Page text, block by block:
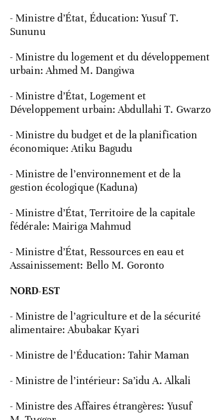
- Ministre d’État, Éducation: Yusuf T.
Sununu
- Ministre du logement et du développement
urbain: Ahmed M. Dangiwa
- Ministre d’État, Logement et
Développement urbain: Abdullahi T. Gwarzo
- Ministre du budget et de la planification
économique: Atiku Bagudu
- Ministre de l’environnement et de la
gestion écologique (Kaduna)
- Ministre d’État, Territoire de la capitale
fédérale: Mairiga Mahmud
- Ministre d’État, Ressources en eau et
Assainissement: Bello M. Goronto
NORD-EST
- Ministre de l’agriculture et de la sécurité
alimentaire: Abubakar Kyari
- Ministre de l’Éducation: Tahir Maman
- Ministre de l’intérieur: Sa’idu A. Alkali
- Ministre des Affaires étrangères: Yusuf